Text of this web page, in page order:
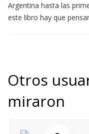
Argentina hasta las
este libro hay que
Otros
miraron